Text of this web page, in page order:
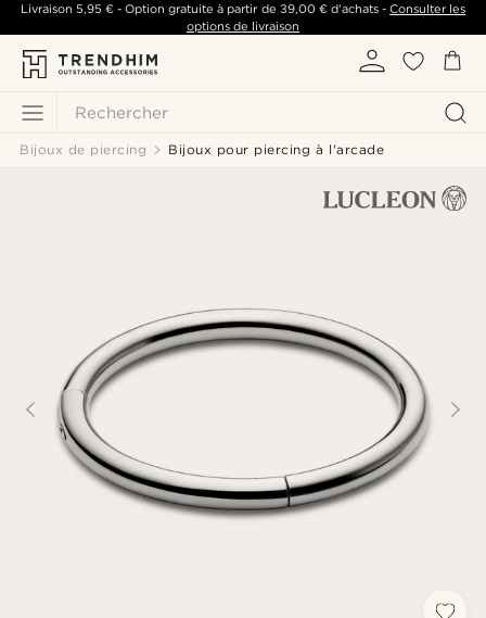
Rechercher
Livraison 5,95 €- Option gratuite à partir de 39,00 €d'achats -Consulter les
options de livraison
Bijoux de piercing Bijoux pour piercing à l'arcade